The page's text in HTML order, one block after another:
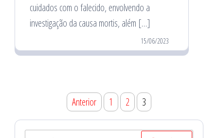
cuidados com o falecido, envolvendo a
investigação da causa mortis, além […]
15/06/2023
Paginação
de
posts
Anterior 1 2 3